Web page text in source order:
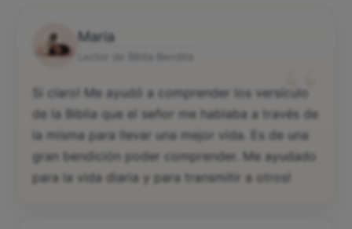
Maria
“
Si claro! Me ayudó a comprender los versículo
de la Biblia que el señor me hablaba a través de
la misma para llevar una mejor vida. Es de una
gran bendición poder comprender. Me ayudado
para la vida diaria y para transmitir a otros!